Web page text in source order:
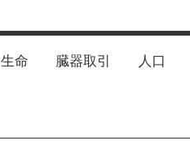
生命 臓器取引 人口